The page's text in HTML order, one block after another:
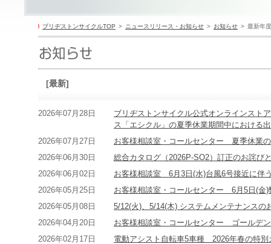
ブリヂストンサイクルTOP ニュースリリース・お知らせ お知らせ 最新年度
[最新]
2026年07月28日
ブリヂストンサイクル公式オンラインスト
ス「エシクル」の夏季休業期間中における
2026年07月27日
お客様相談室・コールセンター 夏季休業
2026年06月30日
総合カタログ（2026P-SO2）訂正のお詫び
2026年06月02日
お客様相談室 6月3日(水)台風6号接近に伴
2026年05月25日
お客様相談室・コールセンター 6月5日(金)
2026年05月08日
5/12(火)、5/14(木) システムメンテナンスの
2026年04月20日
お客様相談室・コールセンター ゴールデ
2026年02月17日
電動アシスト自転車5車種 2026年春の特別